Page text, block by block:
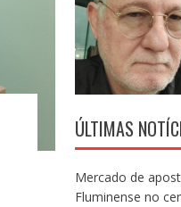
ÚLTIMAS
Mercado de
Fluminense no